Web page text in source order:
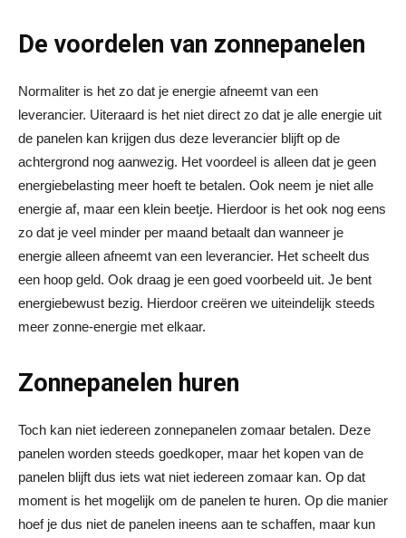
De voordelen van zonnepanelen
Normaliter is het zo dat je energie afneemt van een
leverancier. Uiteraard is het niet direct zo dat je alle energie uit
de panelen kan krijgen dus deze leverancier blijft op de
achtergrond nog aanwezig. Het voordeel is alleen dat je geen
energiebelasting meer hoeft te betalen. Ook neem je niet alle
energie af, maar een klein beetje. Hierdoor is het ook nog eens
zo dat je veel minder per maand betaalt dan wanneer je
energie alleen afneemt van een leverancier. Het scheelt dus
een hoop geld. Ook draag je een goed voorbeeld uit. Je bent
energiebewust bezig. Hierdoor creëren we uiteindelijk steeds
meer zonne-energie met elkaar.
Zonnepanelen huren
Toch kan niet iedereen zonnepanelen zomaar betalen. Deze
panelen worden steeds goedkoper, maar het kopen van de
panelen blijft dus iets wat niet iedereen zomaar kan. Op dat
moment is het mogelijk om de panelen te huren. Op die manier
hoef je dus niet de panelen ineens aan te schaffen, maar kun